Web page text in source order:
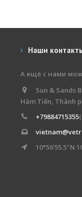
Наши
А ещё с нами
Sun & Sands
Hàm Tiến, Thành
+79884715355
10°56'55.5"N